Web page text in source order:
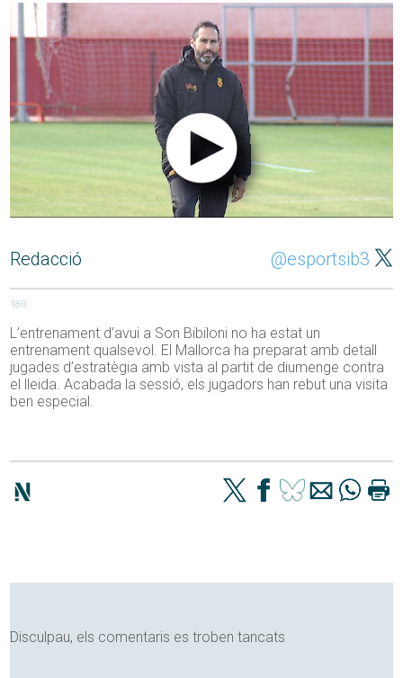
Redacció @esportsib3
180
L’entrenament d’avui a Son Bibiloni no ha estat un
entrenament qualsevol. El Mallorca ha preparat amb detall
jugades d’estratègia amb vista al partit de diumenge contra
el lleida. Acabada la sessió, els jugadors han rebut una visita
ben especial.
Disculpau, els comentaris es troben tancats